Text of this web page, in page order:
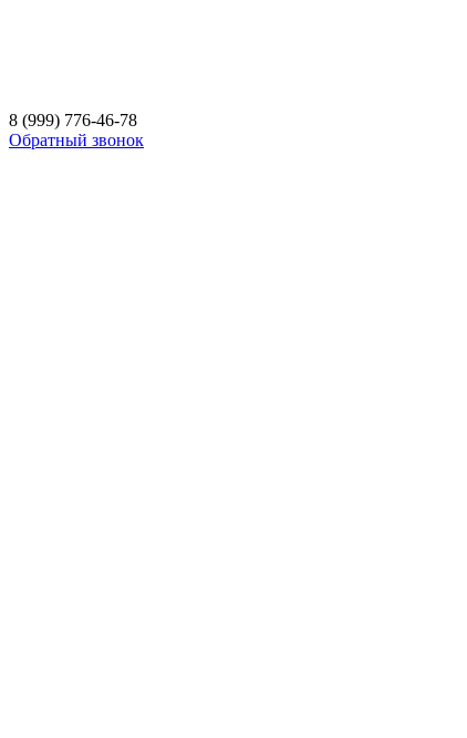
8 (999) 776-46-78
Обратный звонок